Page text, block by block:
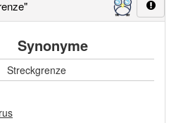
haben den Artikel
Synonyme
Streckgrenze